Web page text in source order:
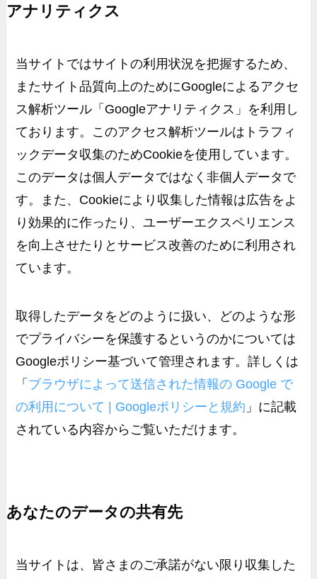
アナリティクス
当サイトではサイトの利用状況を把握するため、
またサイト品質向上のためにGoogleによるアクセ
ス解析ツール「Googleアナリティクス」を利用し
ております。このアクセス解析ツールはトラフィ
ックデータ収集のためCookieを使用しています。
このデータは個人データではなく非個人データで
す。また、 Cookieにより収集した情報は広告をよ
り効果的に作ったり、ユーザーエクスペリエンス
を向上させたりとサービス改善のために利用され
ています。
取得したデータをどのように扱い、どのような形
でプライバシーを保護するというのかについては
Googleポリシー基づいて管理されます。詳しくは
「 ブラウザによって送信された情報の Google で
の利用について | Googleポリシーと規約 」に記載
されている内容からご覧いただけます。
あなたのデータの共有先
当サイトは、皆さまのご承諾がない限り収集した